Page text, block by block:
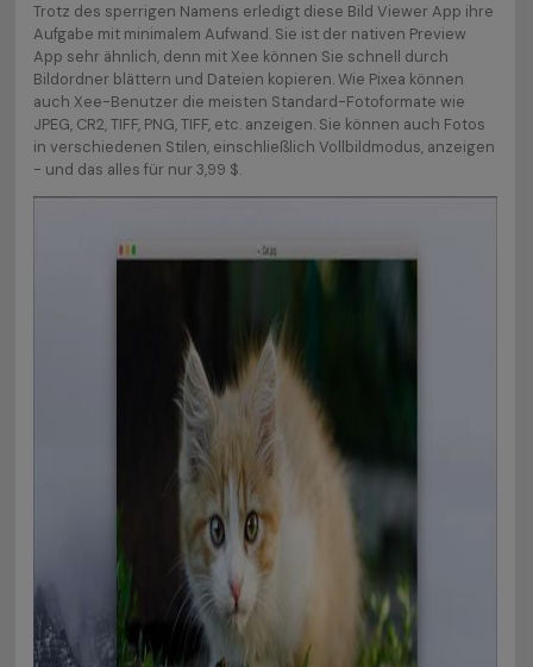
Trotz des sperrigen Namens erledigt diese Bild Viewer App ihre
Aufgabe mit minimalem Aufwand. Sie ist der nativen Preview
App sehr ähnlich, denn mit Xee können Sie schnell durch
Bildordner blättern und Dateien kopieren. Wie Pixea können
auch Xee-Benutzer die meisten Standard-Fotoformate wie
JPEG, CR2, TIFF, PNG, TIFF, etc. anzeigen. Sie können auch Fotos
in verschiedenen Stilen, einschließlich Vollbildmodus, anzeigen
- und das alles für nur 3,99 $.